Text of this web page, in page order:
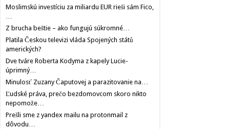
Moslimskú investíciu za miliardu EUR rieši sám Fico,
…
Z brucha beštie – ako fungujú súkromné…
Platila Českou televizi vláda Spojených států
amerických?
Dve tváre Roberta Kodyma z kapely Lucie-
úprimný…
Minulosť Zuzany Čaputovej a parazitovanie na…
Ľudské práva, prečo bezdomovcom skoro nikto
nepomože…
Prešli sme z yandex mailu na protonmail z
dôvodu…